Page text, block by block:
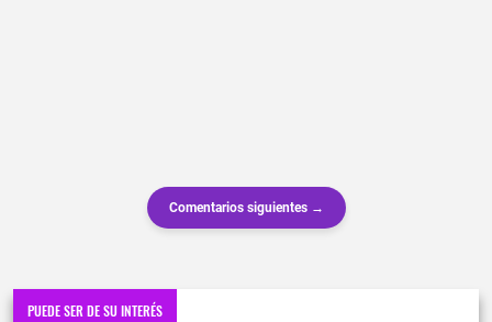
Comentarios siguientes →
PUEDE SER DE SU INTERÉS